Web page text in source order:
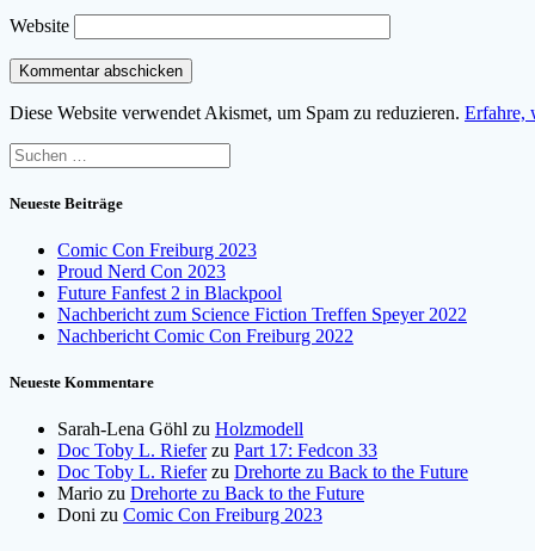
Website
Diese Website verwendet Akismet, um Spam zu reduzieren. Erfahre,
Suchen
nach:
Neueste Beiträge
Comic Con Freiburg 2023
Proud Nerd Con 2023
Future Fanfest 2 in Blackpool
Nachbericht zum Science Fiction Treffen Speyer 2022
Nachbericht Comic Con Freiburg 2022
Neueste Kommentare
Sarah-Lena Göhl zu Holzmodell
Doc Toby L. Rieferzu Part 17: Fedcon 33
Doc Toby L. Rieferzu Drehorte zu Back to the Future
Mario zu Drehorte zu Back to the Future
Doni zu Comic Con Freiburg 2023